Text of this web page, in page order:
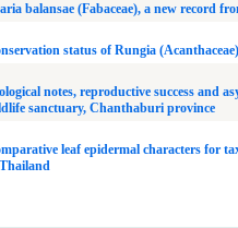
balansae (Fabaceae), a new record
status of Rungia
notes, reproductive success and
sanctuary, Chanthaburi province
leaf epidermal characters for